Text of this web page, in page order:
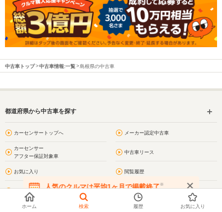
中古車トップ 中古車情報:一覧 島根県の中古車
都道府県から中古車を探す
カーセンサートップへ メーカー認定中古車
カーセンサー
アフター保証対象車
中古車リース
お気に入り 閲覧履歴
利用規約 サイトマップ
人気のクルマは平均1ヶ月で掲載終了※
在庫が無くなる前にお問い合わせください
ホーム 検索 履歴 お気に入り